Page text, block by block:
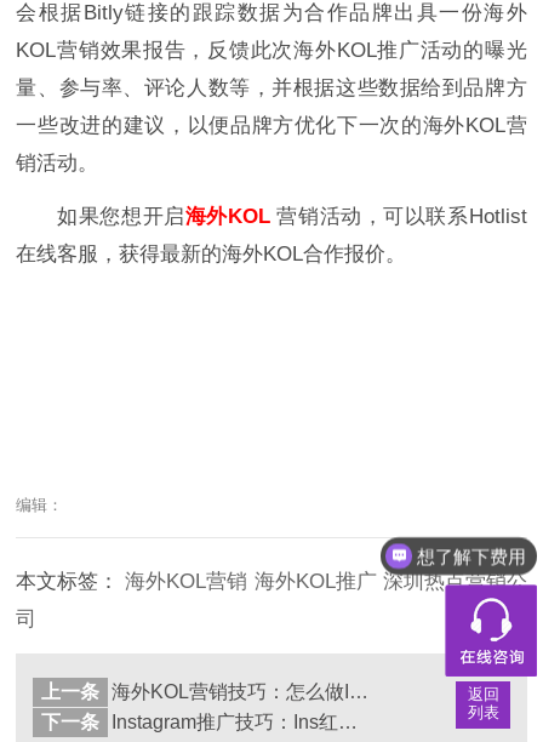
会根据Bitly链接的跟踪数据为合作品牌出具一份海外
KOL营销效果报告，反馈此次海外KOL推广活动的曝光
量、参与率、评论人数等，并根据这些数据给到品牌方
一些改进的建议，以便品牌方优化下一次的海外KOL营
销活动。
如果您想开启海外KOL 营销活动，可以联系Hotlist
在线客服，获得最新的海外KOL合作报价。
编辑：
本文标签：海外KOL营销 海外KOL推广 深圳热点营销公
司
返回
列表
上一条
海外KOL营销技巧：怎么做Instagram网红营销？要注意什么？
下一条
Instagram推广技巧：Ins红人怎么推广？
想了解下费用